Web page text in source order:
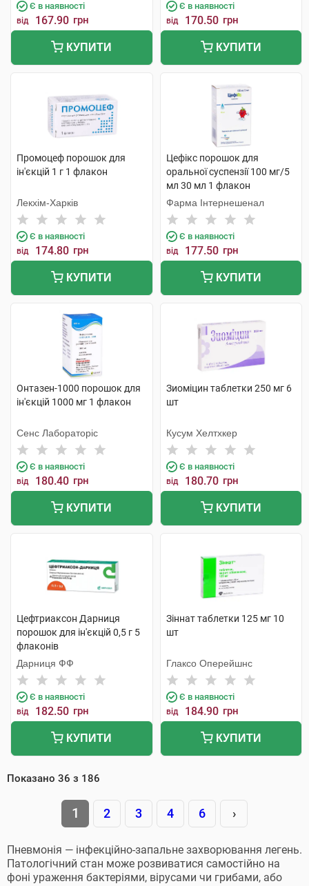
Є в наявності
від 167.90 грн
КУПИТИ
Є в наявності
від 170.50 грн
КУПИТИ
Промоцеф порошок для
ін'єкцій 1 г 1 флакон
Лекхім-Харків
Є в наявності
від 174.80 грн
КУПИТИ
Цефікс порошок для
оральної суспензії 100 мг/5
мл 30 мл 1 флакон
Фарма Інтернешенал
Є в наявності
від 177.50 грн
КУПИТИ
Онтазен-1000 порошок для
ін'єкцій 1000 мг 1 флакон
Сенс Лабораторіс
Є в наявності
від 180.40 грн
КУПИТИ
Зиоміцин таблетки 250 мг 6
шт
Кусум Хелтхкер
Є в наявності
від 180.70 грн
КУПИТИ
Цефтриаксон Дарниця
порошок для ін'єкцій 0,5 г 5
флаконів
Дарниця ФФ
Є в наявності
від 182.50 грн
КУПИТИ
Зіннат таблетки 125 мг 10
шт
Глаксо Оперейшнс
Є в наявності
від 184.90 грн
КУПИТИ
Показано 36 з 186
1 2 3 4 6 ›
Пневмонія — інфекційно-запальне захворювання легень.
Патологічний стан може розвиватися самостійно на
фоні ураження бактеріями, вірусами чи грибами, або